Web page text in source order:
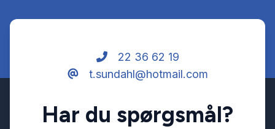
22 36 62 19
t.sundahl@hotmail.com
Har du spørgsmål?